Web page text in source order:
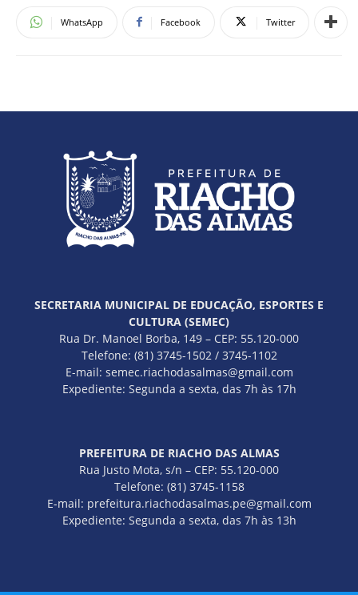
WhatsApp Facebook Twitter
SECRETARIA MUNICIPAL DE EDUCAÇÃO, ESPORTES E
CULTURA (SEMEC)
Rua Dr. Manoel Borba, 149 – CEP: 55.120-000
Telefone: (81) 3745-1502 / 3745-1102
E-mail: semec.riachodasalmas@gmail.com
Expediente: Segunda a sexta, das 7h às 17h
PREFEITURA DE RIACHO DAS ALMAS
Rua Justo Mota, s/n – CEP: 55.120-000
Telefone: (81) 3745-1158
E-mail: prefeitura.riachodasalmas.pe@gmail.com
Expediente: Segunda a sexta, das 7h às 13h